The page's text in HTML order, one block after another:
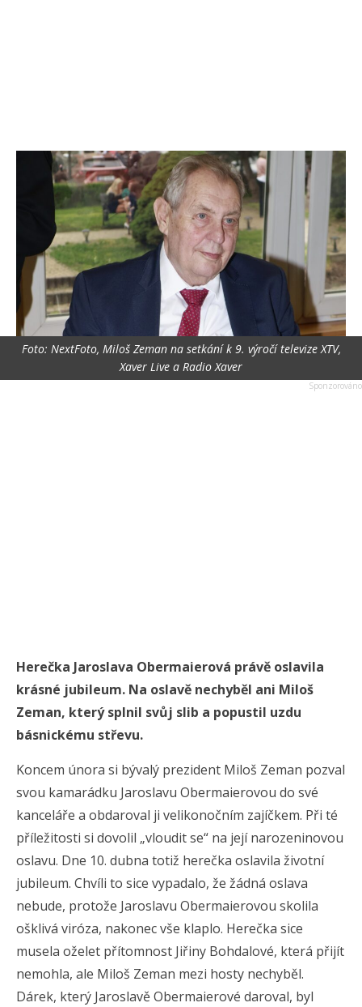
Foto: NextFoto, Miloš Zeman na setkání k 9. výročí televize XTV,
Xaver Live a Radio Xaver
Herečka Jaroslava Obermaierová právě oslavila
krásné jubileum. Na oslavě nechyběl ani Miloš
Zeman, který splnil svůj slib a popustil uzdu
básnickému střevu.
Koncem února si bývalý prezident Miloš Zeman pozval
svou kamarádku Jaroslavu Obermaierovou do své
kanceláře a obdaroval ji velikonočním zajíčkem. Při té
příležitosti si dovolil „vloudit se“ na její narozeninovou
oslavu. Dne 10. dubna totiž herečka oslavila životní
jubileum. Chvíli to sice vypadalo, že žádná oslava
nebude, protože Jaroslavu Obermaierovou skolila
ošklivá viróza, nakonec vše klaplo. Herečka sice
musela oželet přítomnost Jiřiny Bohdalové, která přijít
nemohla, ale Miloš Zeman mezi hosty nechyběl.
Dárek, který Jaroslavě Obermaierové daroval, byl